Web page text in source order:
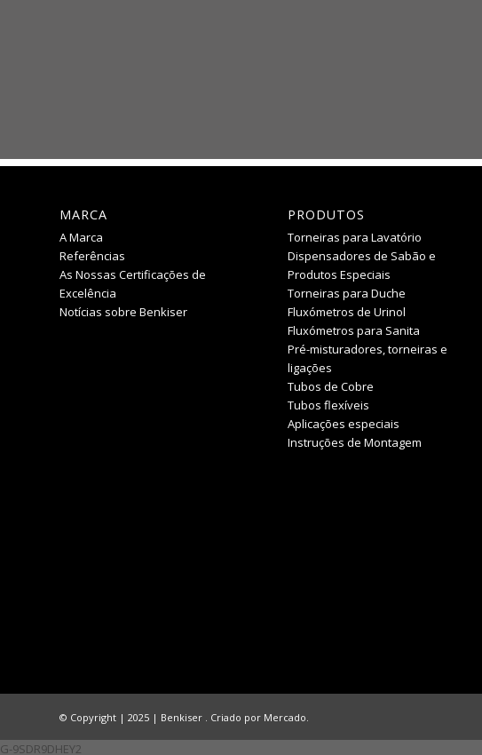
MARCA
A Marca
Referências
As Nossas Certificações de
Excelência
Notícias sobre Benkiser
PRODUTOS
Torneiras para Lavatório
Dispensadores de Sabão e
Produtos Especiais
Torneiras para Duche
Fluxómetros de Urinol
Fluxómetros para Sanita
Pré-misturadores, torneiras e
ligações
Tubos de Cobre
Tubos flexíveis
Aplicações especiais
Instruções de Montagem
© Copyright | 2025 | Benkiser . Criado por Mercado.
G-9SDR9DHEY2